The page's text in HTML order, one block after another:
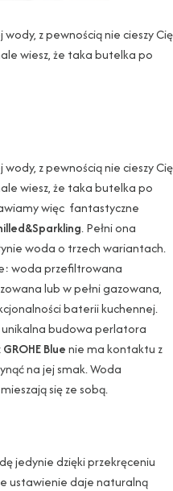
z pewnością nie cieszy Cię
wiesz, że taka butelka po
z pewnością nie cieszy Cię
wiesz, że taka butelka po
więc fantastyczne
. Pełni ona
woda o trzech wariantach.
woda przefiltrowana
lub w pełni gazowana,
baterii kuchennej.
unikalna budowa perlatora
GROHE Bluenie ma kontaktu z
na jej smak. Woda
się ze sobą.
jedynie dzięki przekręceniu
ustawienie daje naturalną